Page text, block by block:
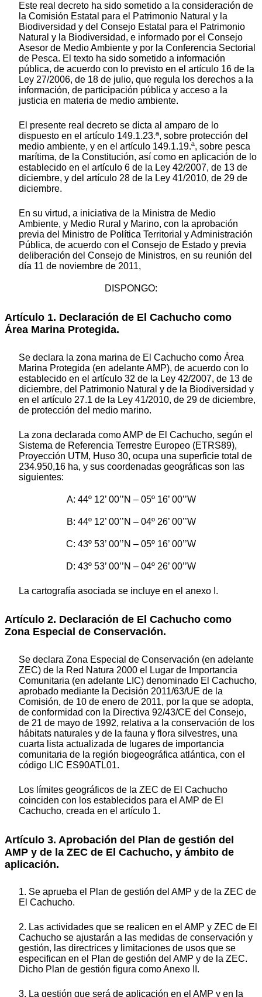
Este real decreto ha sido sometido a la consideración de
la Comisión Estatal para el Patrimonio Natural y la
Biodiversidad y del Consejo Estatal para el Patrimonio
Natural y la Biodiversidad, e informado por el Consejo
Asesor de Medio Ambiente y por la Conferencia Sectorial
de Pesca. El texto ha sido sometido a información
pública, de acuerdo con lo previsto en el artículo 16 de la
Ley 27/2006, de 18 de julio, que regula los derechos a la
información, de participación pública y acceso a la
justicia en materia de medio ambiente.
El presente real decreto se dicta al amparo de lo
dispuesto en el artículo 149.1.23.ª, sobre protección del
medio ambiente, y en el artículo 149.1.19.ª, sobre pesca
marítima, de la Constitución, así como en aplicación de lo
establecido en el artículo 6 de la Ley 42/2007, de 13 de
diciembre, y del artículo 28 de la Ley 41/2010, de 29 de
diciembre.
En su virtud, a iniciativa de la Ministra de Medio
Ambiente, y Medio Rural y Marino, con la aprobación
previa del Ministro de Política Territorial y Administración
Pública, de acuerdo con el Consejo de Estado y previa
deliberación del Consejo de Ministros, en su reunión del
día 11 de noviembre de 2011,
DISPONGO:
Artículo 1. Declaración de El Cachucho como
Área Marina Protegida.
Se declara la zona marina de El Cachucho como Área
Marina Protegida (en adelante AMP), de acuerdo con lo
establecido en el artículo 32 de la Ley 42/2007, de 13 de
diciembre, del Patrimonio Natural y de la Biodiversidad y
en el artículo 27.1 de la Ley 41/2010, de 29 de diciembre,
de protección del medio marino.
La zona declarada como AMP de El Cachucho, según el
Sistema de Referencia Terrestre Europeo (ETRS89),
Proyección UTM, Huso 30, ocupa una superficie total de
234.950,16 ha, y sus coordenadas geográficas son las
siguientes:
A: 44º 12’ 00’’N – 05º 16’ 00’’W
B: 44º 12’ 00’’N – 04º 26’ 00’’W
C: 43º 53’ 00’’N – 05º 16’ 00’’W
D: 43º 53’ 00’’N – 04º 26’ 00’’W
La cartografía asociada se incluye en el anexo I.
Artículo 2. Declaración de El Cachucho como
Zona Especial de Conservación.
Se declara Zona Especial de Conservación (en adelante
ZEC) de la Red Natura 2000 el Lugar de Importancia
Comunitaria (en adelante LIC) denominado El Cachucho,
aprobado mediante la Decisión 2011/63/UE de la
Comisión, de 10 de enero de 2011, por la que se adopta,
de conformidad con la Directiva 92/43/CE del Consejo,
de 21 de mayo de 1992, relativa a la conservación de los
hábitats naturales y de la fauna y flora silvestres, una
cuarta lista actualizada de lugares de importancia
comunitaria de la región biogeográfica atlántica, con el
código LIC ES90ATL01.
Los límites geográficos de la ZEC de El Cachucho
coinciden con los establecidos para el AMP de El
Cachucho, creada en el artículo 1.
Artículo 3. Aprobación del Plan de gestión del
AMP y de la ZEC de El Cachucho, y ámbito de
aplicación.
1. Se aprueba el Plan de gestión del AMP y de la ZEC de
El Cachucho.
2. Las actividades que se realicen en el AMP y ZEC de El
Cachucho se ajustarán a las medidas de conservación y
gestión, las directrices y limitaciones de usos que se
especifican en el Plan de gestión del AMP y de la ZEC.
Dicho Plan de gestión figura como Anexo II.
3. La gestión que será de aplicación en el AMP y en la